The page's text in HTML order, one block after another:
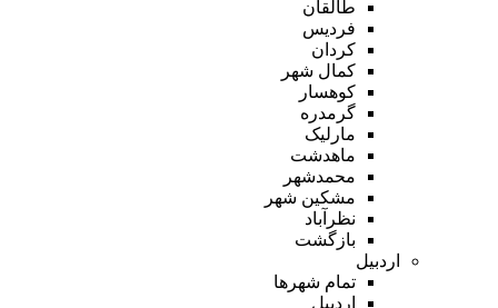
طالقان
فردیس
کردان
کمال شهر
کوهسار
گرمدره
مارلیک
ماهدشت
محمدشهر
مشکین شهر
نظرآباد
بازگشت
اردبیل
تمام شهر‌ها
اردبیل